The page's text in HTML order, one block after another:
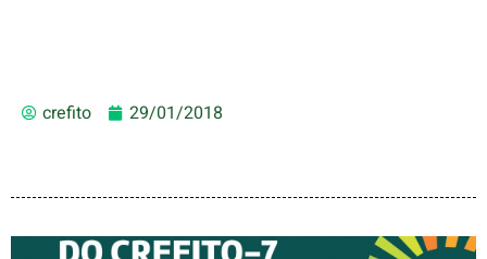
crefito 29/01/2018